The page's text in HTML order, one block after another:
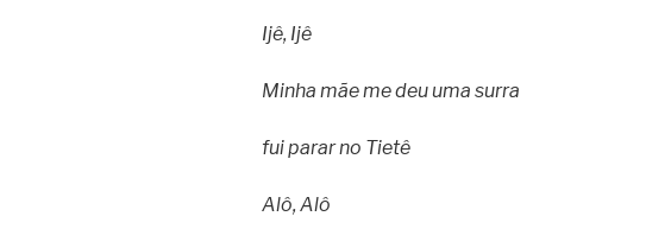
Ijê, Ijê
Minha mãe me deu uma surra
fui parar no Tietê
Alô, Alô